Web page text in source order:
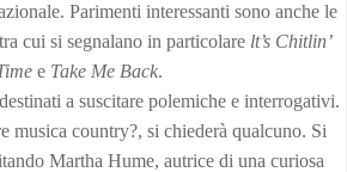
Parimenti interessanti sono anche le
cui si segnalano in particolare lt’s Chitlin’
e Take Me Back.
a suscitare polemiche e interrogativi.
musica country?, si chiederà qualcuno. Si
Martha Hume, autrice di una curiosa